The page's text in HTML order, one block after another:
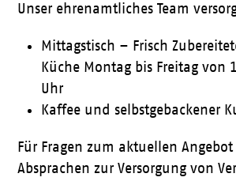
Unser ehrenamtliches Team
Mittagstisch – Frisch
Küche Montag bis Freitag von
Uhr
Kaffee und selbstgebackener
Für Fragen zum aktuellen
Absprachen zur Versorgung von